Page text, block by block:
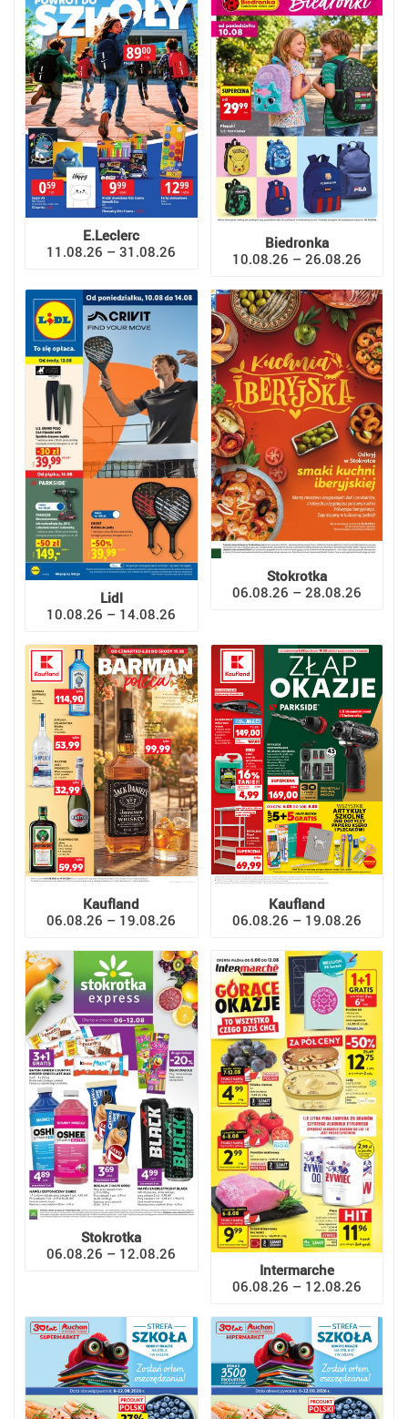
E.Leclerc
11.08.26 – 31.08.26
Biedronka
10.08.26 – 26.08.26
Lidl
10.08.26 – 14.08.26
Stokrotka
06.08.26 – 28.08.26
Kaufland
06.08.26 – 19.08.26
Kaufland
06.08.26 – 19.08.26
Stokrotka
06.08.26 – 12.08.26
Intermarche
06.08.26 – 12.08.26